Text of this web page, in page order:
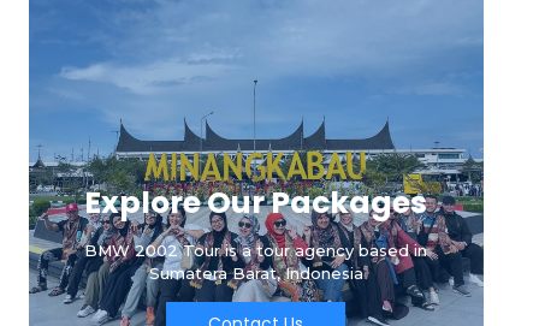
Explore Our Packages
BMW 2002 Tour is a tour agency based in
Sumatera Barat, Indonesia